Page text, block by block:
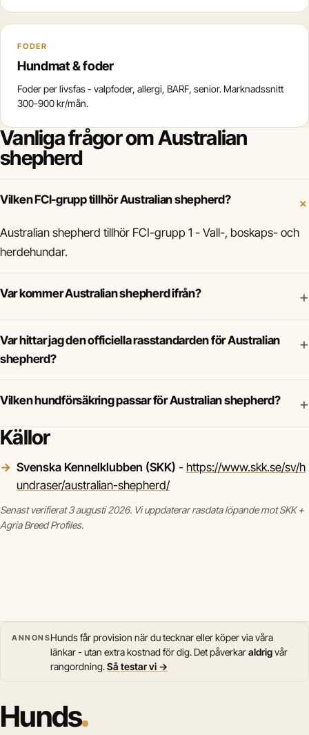
FODER
Hundmat & foder
Foder per livsfas - valpfoder, allergi, BARF, senior. Marknadssnitt
300-900 kr/mån.
Vanliga frågor om Australian
shepherd
Vilken FCI-grupp tillhör Australian shepherd?
Australian shepherd tillhör FCI-grupp 1 - Vall-, boskaps- och
herdehundar.
Var kommer Australian shepherd ifrån? +
Var hittar jag den officiella rasstandarden för Australian
shepherd?
+
Vilken hundförsäkring passar för Australian shepherd? +
Källor
Svenska Kennelklubben (SKK) - https://www.skk.se/sv/h
undraser/australian-shepherd/
Senast verifierat 3 augusti 2026. Vi uppdaterar rasdata löpande mot SKK +
Agria Breed Profiles.
ANNONSHunds får provision när du tecknar eller köper via våra
länkar - utan extra kostnad för dig. Det påverkaraldrigvår
rangordning.Så testar vi →
Hunds